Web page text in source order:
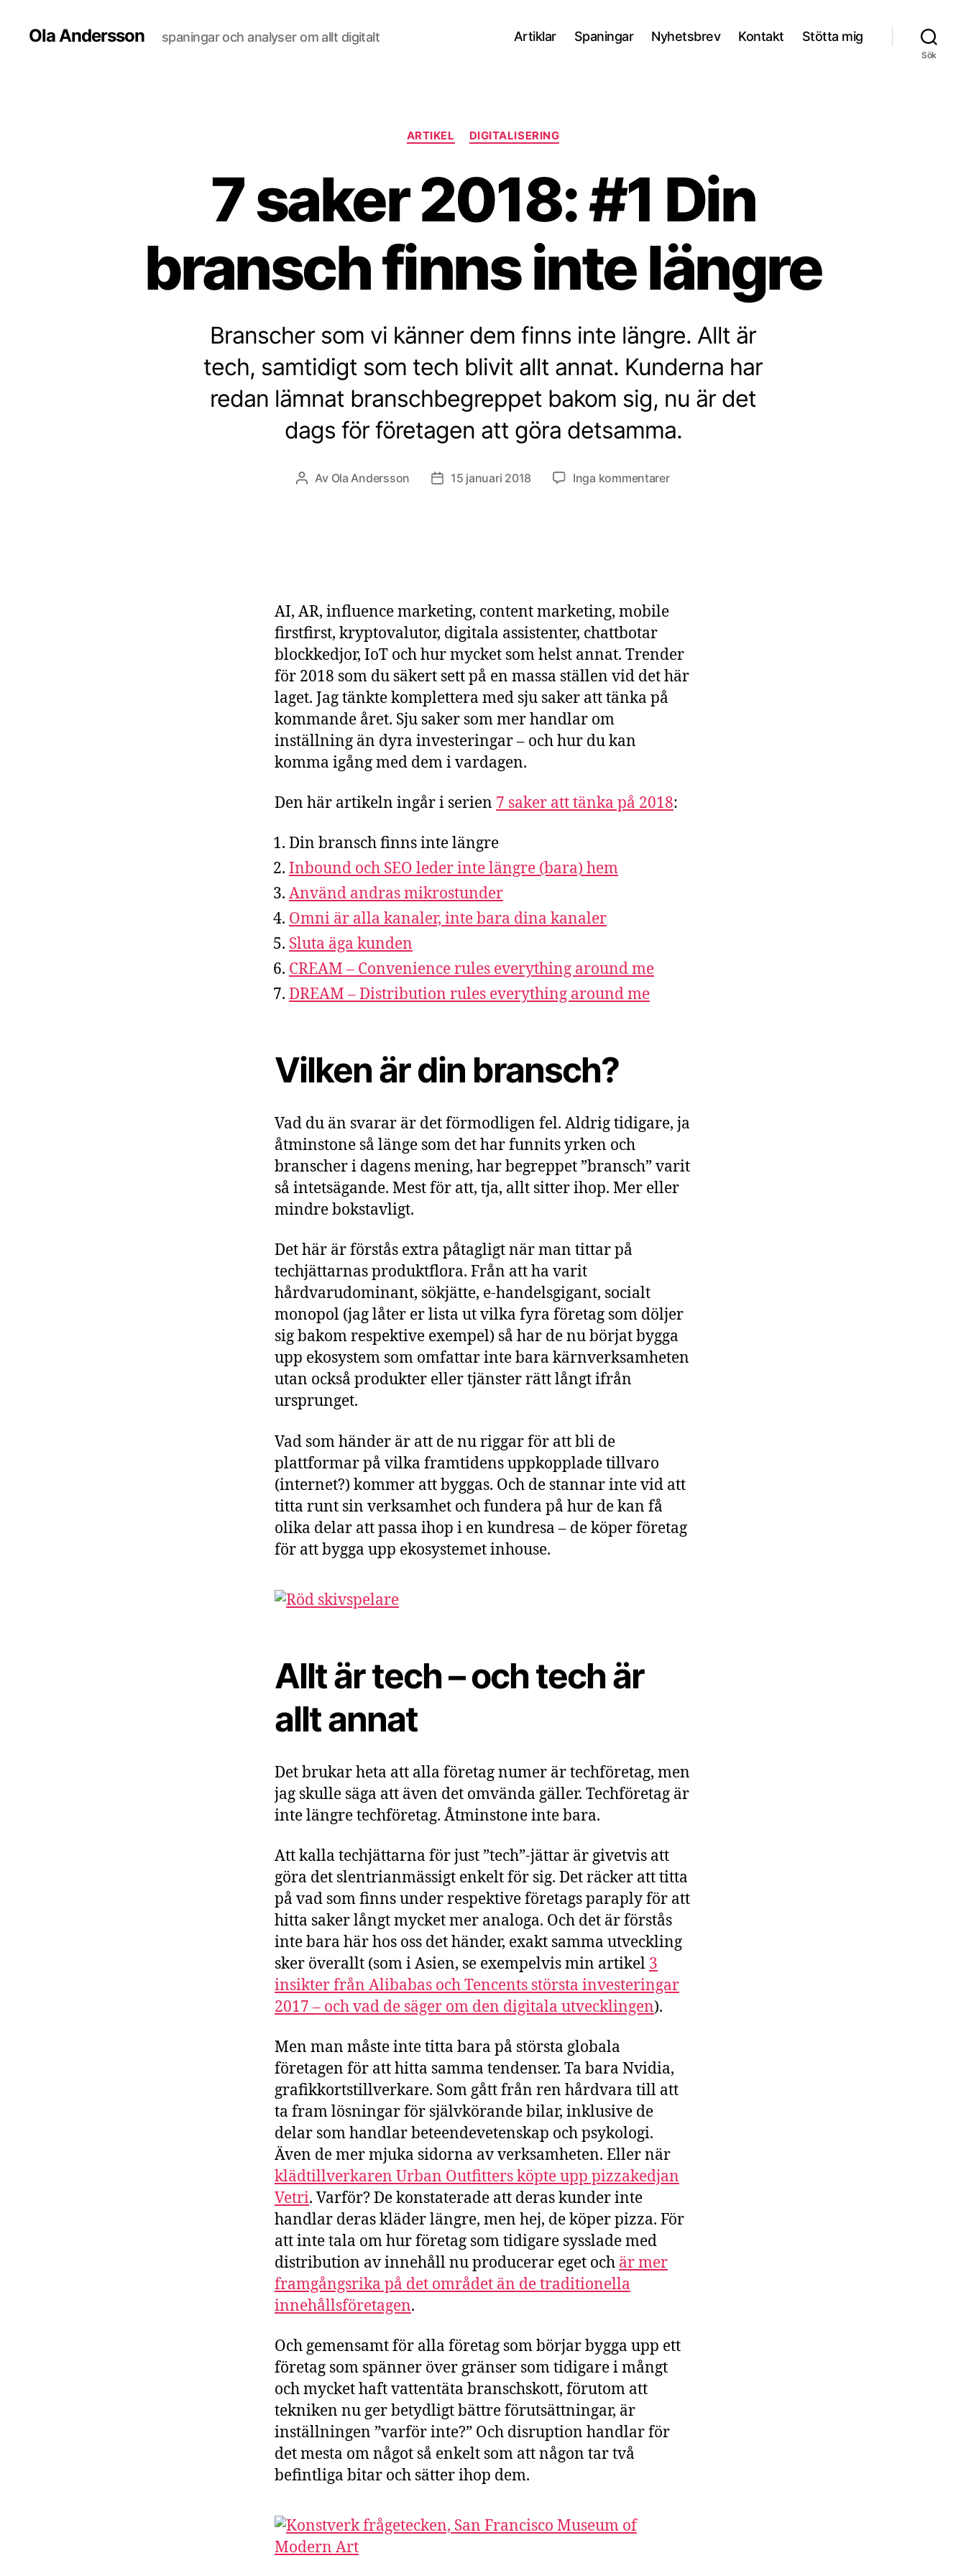
Ola Andersson spaningar och analyser om allt digitalt Artiklar Spaningar Nyhetsbrev Kontakt Stötta mig
Sök
Kategorier
ARTIKEL DIGITALISERING
7 saker 2018: #1 Din
bransch finns inte längre
Branscher som vi känner dem finns inte längre. Allt är
tech, samtidigt som tech blivit allt annat. Kunderna har
redan lämnat branschbegreppet bakom sig, nu är det
dags för företagen att göra detsamma.
Inläggsförfattare
Av Ola Andersson Inläggsdatum
15 januari 2018 Inga kommentarertill
inte
AI, AR, influence marketing, content marketing, mobile
firstfirst, kryptovalutor, digitala assistenter, chattbotar
blockkedjor, IoT och hur mycket som helst annat. Trender
för 2018 som du säkert sett på en massa ställen vid det här
laget. Jag tänkte komplettera med sju saker att tänka på
kommande året. Sju saker som mer handlar om
inställning än dyra investeringar – och hur du kan
komma igång med dem i vardagen.
Den här artikeln ingår i serien 7 saker att tänka på 2018:
Din bransch finns inte längre
Inbound och SEO leder inte längre (bara) hem
Använd andras mikrostunder
Omni är alla kanaler, inte bara dina kanaler
Sluta äga kunden
CREAM – Convenience rules everything around me
DREAM – Distribution rules everything around me
Vilken är din bransch?
Vad du än svarar är det förmodligen fel. Aldrig tidigare, ja
åtminstone så länge som det har funnits yrken och
branscher i dagens mening, har begreppet ”bransch” varit
så intetsägande. Mest för att, tja, allt sitter ihop. Mer eller
mindre bokstavligt.
Det här är förstås extra påtagligt när man tittar på
techjättarnas produktflora. Från att ha varit
hårdvarudominant, sökjätte, e-handelsgigant, socialt
monopol (jag låter er lista ut vilka fyra företag som döljer
sig bakom respektive exempel) så har de nu börjat bygga
upp ekosystem som omfattar inte bara kärnverksamheten
utan också produkter eller tjänster rätt långt ifrån
ursprunget.
Vad som händer är att de nu riggar för att bli de
plattformar på vilka framtidens uppkopplade tillvaro
(internet?) kommer att byggas. Och de stannar inte vid att
titta runt sin verksamhet och fundera på hur de kan få
olika delar att passa ihop i en kundresa – de köper företag
för att bygga upp ekosystemet inhouse.
Allt är tech – och tech är
allt annat
Det brukar heta att alla företag numer är techföretag, men
jag skulle säga att även det omvända gäller. Techföretag är
inte längre techföretag. Åtminstone inte bara.
Att kalla techjättarna för just ”tech”-jättar är givetvis att
göra det slentrianmässigt enkelt för sig. Det räcker att titta
på vad som finns under respektive företags paraply för att
hitta saker långt mycket mer analoga. Och det är förstås
inte bara här hos oss det händer, exakt samma utveckling
sker överallt (som i Asien, se exempelvis min artikel 3
insikter från Alibabas och Tencents största investeringar
2017 – och vad de säger om den digitala utvecklingen).
Men man måste inte titta bara på största globala
företagen för att hitta samma tendenser. Ta bara Nvidia,
grafikkortstillverkare. Som gått från ren hårdvara till att
ta fram lösningar för självkörande bilar, inklusive de
delar som handlar beteendevetenskap och psykologi.
Även de mer mjuka sidorna av verksamheten. Eller när
klädtillverkaren Urban Outfitters köpte upp pizzakedjan
Vetri. Varför? De konstaterade att deras kunder inte
handlar deras kläder längre, men hej, de köper pizza. För
att inte tala om hur företag som tidigare sysslade med
distribution av innehåll nu producerar eget och är mer
framgångsrika på det området än de traditionella
innehållsföretagen.
Och gemensamt för alla företag som börjar bygga upp ett
företag som spänner över gränser som tidigare i mångt
och mycket haft vattentäta branschskott, förutom att
tekniken nu ger betydligt bättre förutsättningar, är
inställningen ”varför inte?” Och disruption handlar för
det mesta om något så enkelt som att någon tar två
befintliga bitar och sätter ihop dem.